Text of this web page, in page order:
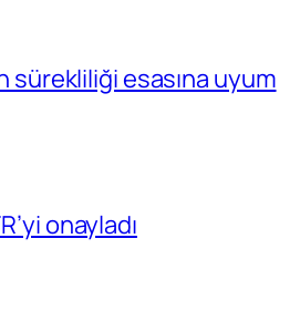
sürekliliği esasına uyum
onayladı